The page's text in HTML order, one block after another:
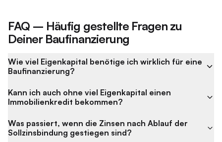
FAQ – Häufig gestellte Fragen zu
Deiner Baufinanzierung
Wie viel Eigenkapital benötige ich wirklich für eine
Baufinanzierung?
Kann ich auch ohne viel Eigenkapital einen
Immobilienkredit bekommen?
Was passiert, wenn die Zinsen nach Ablauf der
Sollzinsbindung gestiegen sind?